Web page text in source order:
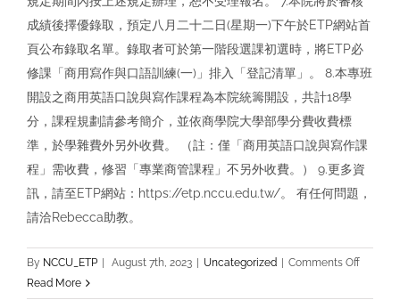
成績後擇優錄取，預定八月二十二日(星期一)下午於ETP網站首
頁公布錄取名單。錄取者可於第一階段選課初選時，將ETP必
修課「商用寫作與口語訓練(一)」排入「登記清單」。 8.本專班
開設之商用英語口說與寫作課程為本院統籌開設，共計18學
分，課程規劃請參考簡介，並依商學院大學部學分費收費標
準，於學雜費外另外收費。 （註：僅「商用英語口說與寫作課
程」需收費，修習「專業商管課程」不另外收費。） 9.更多資
訊，請至ETP網站：https://etp.nccu.edu.tw/。 有任何問題，
請洽Rebecca助教。
By NCCU_ETP | August 7th, 2023 | Uncategorized | Comments Offon
Read More